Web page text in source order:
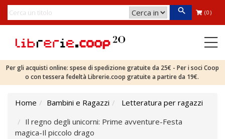
(0)
Per gli acquisti online: spese di spedizione gratuite da 25€ - Per i soci Coop
o con tessera fedeltà Librerie.coop gratuite a partire da 19€.
Home Bambini e Ragazzi
Letteratura per ragazzi
Il regno degli unicorni: Prime avventure-Festa
magica-Il piccolo drago